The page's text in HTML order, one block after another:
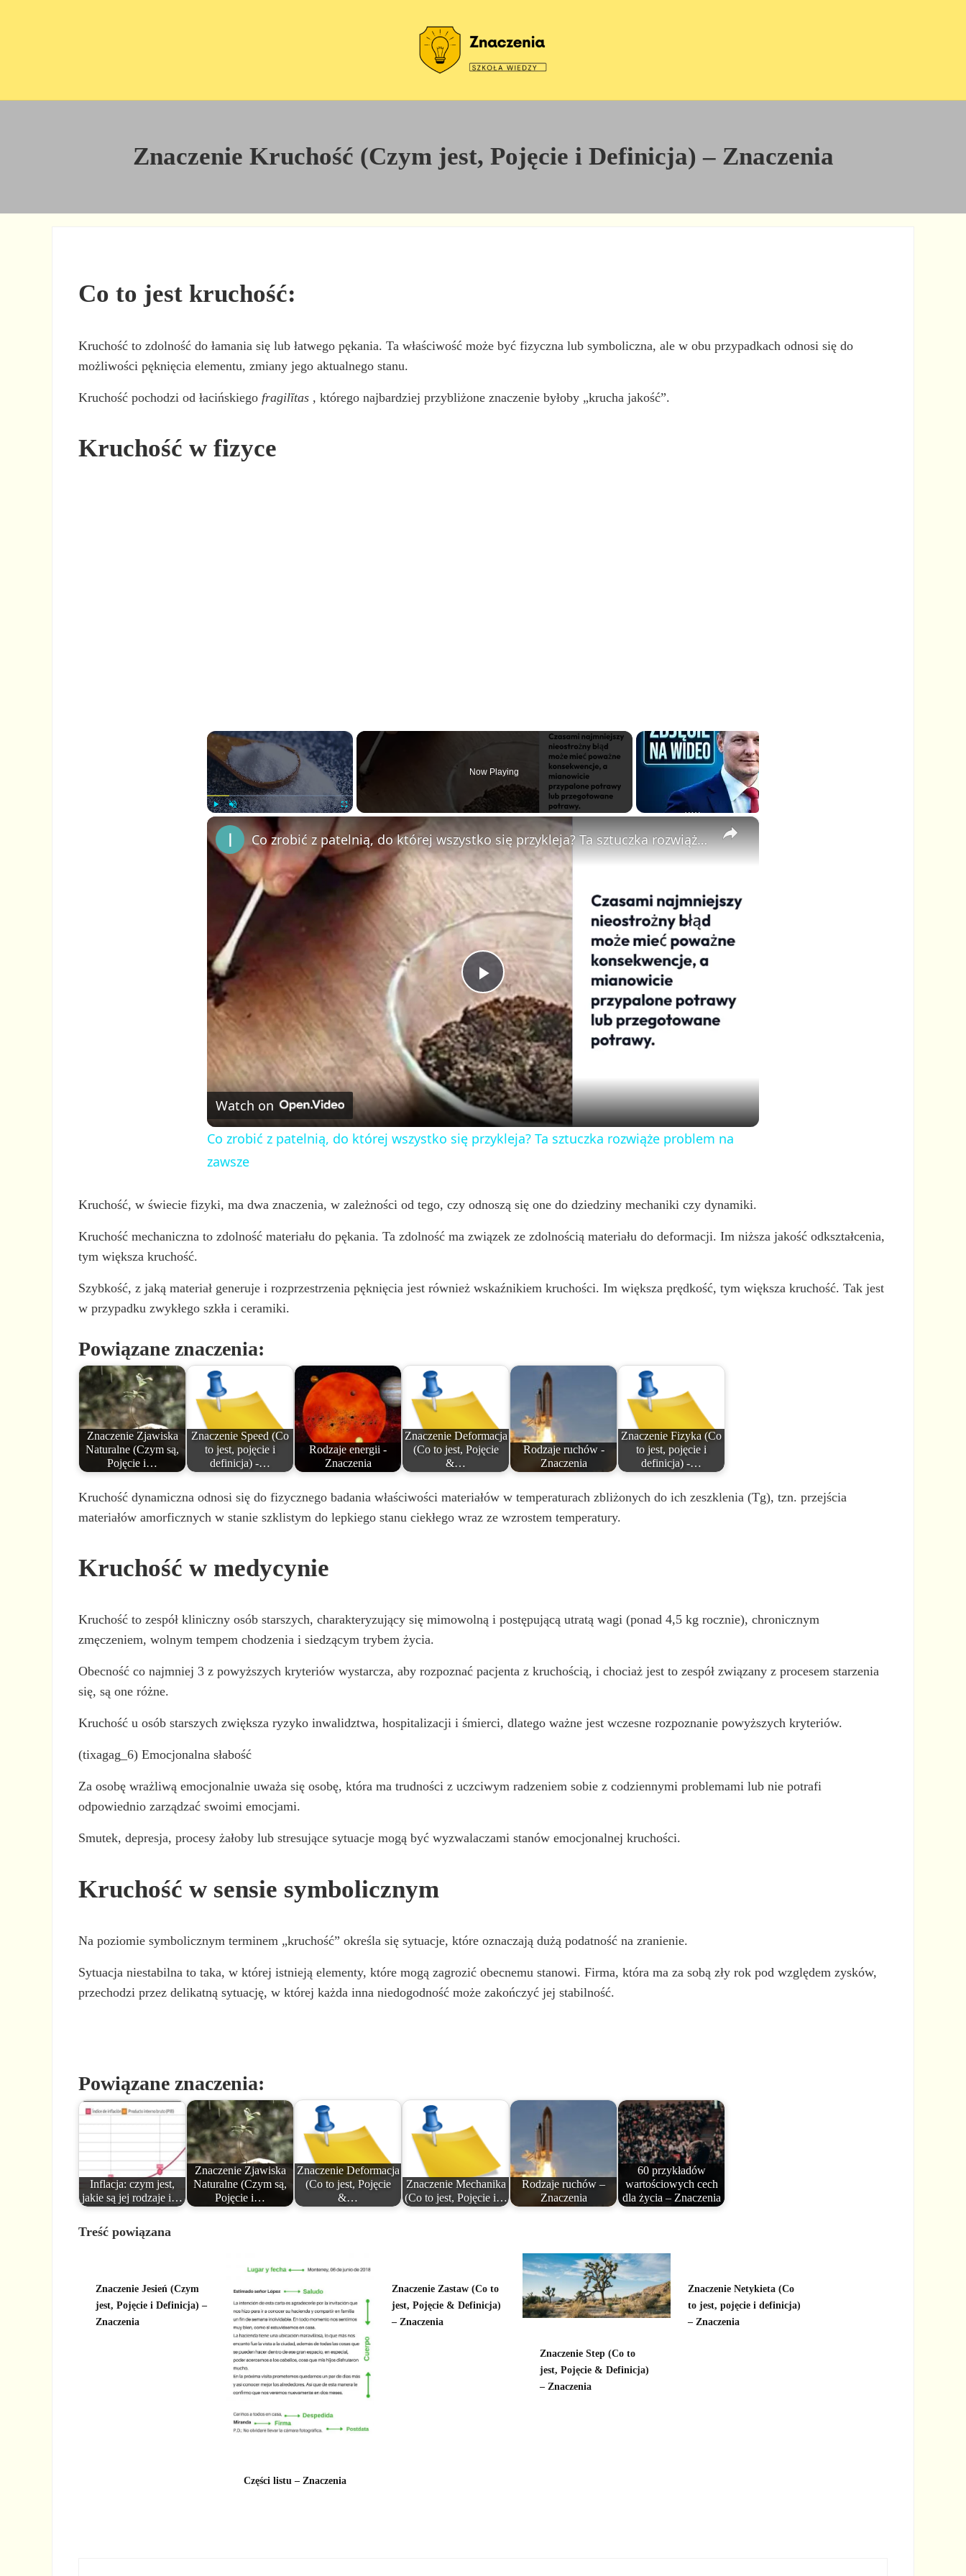
Znaczenie Kruchość (Czym jest, Pojęcie i Definicja) – Znaczenia
Co to jest kruchość:
Kruchość to zdolność do łamania się lub łatwego pękania. Ta właściwość może być fizyczna lub symboliczna, ale w obu przypadkach odnosi się do
możliwości pęknięcia elementu, zmiany jego aktualnego stanu.
Kruchość pochodzi od łacińskiego fragilĭtas , którego najbardziej przybliżone znaczenie byłoby „krucha jakość”.
Kruchość w fizyce
×
l
m
u
u
l
Now Playing
×
P
l
a
y
i
e
Co zrobić z patelnią, do której wszystko się przykleja? Ta sztuczka rozwiąże problem na zawsze
Watch on
Co zrobić z patelnią, do której wszystko się przykleja? Ta sztuczka rozwiąże problem na
zawsze
Kruchość, w świecie fizyki, ma dwa znaczenia, w zależności od tego, czy odnoszą się one do dziedziny mechaniki czy dynamiki.
Kruchość mechaniczna to zdolność materiału do pękania. Ta zdolność ma związek ze zdolnością materiału do deformacji. Im niższa jakość odkształcenia,
tym większa kruchość.
Szybkość, z jaką materiał generuje i rozprzestrzenia pęknięcia jest również wskaźnikiem kruchości. Im większa prędkość, tym większa kruchość. Tak jest
w przypadku zwykłego szkła i ceramiki.
Powiązane znaczenia:
Znaczenie Zjawiska
Naturalne (Czym są,
Pojęcie i…
Znaczenie Speed (Co
to jest, pojęcie i
definicja) -…
Rodzaje energii -
Znaczenia
Znaczenie Deformacja
(Co to jest, Pojęcie
&…
Rodzaje ruchów -
Znaczenia
Znaczenie Fizyka (Co
to jest, pojęcie i
definicja) -…
Kruchość dynamiczna odnosi się do fizycznego badania właściwości materiałów w temperaturach zbliżonych do ich zeszklenia (Tg), tzn. przejścia
materiałów amorficznych w stanie szklistym do lepkiego stanu ciekłego wraz ze wzrostem temperatury.
Kruchość w medycynie
Kruchość to zespół kliniczny osób starszych, charakteryzujący się mimowolną i postępującą utratą wagi (ponad 4,5 kg rocznie), chronicznym
zmęczeniem, wolnym tempem chodzenia i siedzącym trybem życia.
Obecność co najmniej 3 z powyższych kryteriów wystarcza, aby rozpoznać pacjenta z kruchością, i chociaż jest to zespół związany z procesem starzenia
się, są one różne.
Kruchość u osób starszych zwiększa ryzyko inwalidztwa, hospitalizacji i śmierci, dlatego ważne jest wczesne rozpoznanie powyższych kryteriów.
(tixagag_6) Emocjonalna słabość
Za osobę wrażliwą emocjonalnie uważa się osobę, która ma trudności z uczciwym radzeniem sobie z codziennymi problemami lub nie potrafi
odpowiednio zarządzać swoimi emocjami.
Smutek, depresja, procesy żałoby lub stresujące sytuacje mogą być wyzwalaczami stanów emocjonalnej kruchości.
Kruchość w sensie symbolicznym
Na poziomie symbolicznym terminem „kruchość” określa się sytuacje, które oznaczają dużą podatność na zranienie.
Sytuacja niestabilna to taka, w której istnieją elementy, które mogą zagrozić obecnemu stanowi. Firma, która ma za sobą zły rok pod względem zysków,
przechodzi przez delikatną sytuację, w której każda inna niedogodność może zakończyć jej stabilność.
Powiązane znaczenia:
Inflacja: czym jest,
jakie są jej rodzaje i…
Znaczenie Zjawiska
Naturalne (Czym są,
Pojęcie i…
Znaczenie Deformacja
(Co to jest, Pojęcie
&…
Znaczenie Mechanika
(Co to jest, Pojęcie i…
Rodzaje ruchów –
Znaczenia
60 przykładów
wartościowych cech
dla życia – Znaczenia
Treść powiązana
Znaczenie Jesień (Czym
jest, Pojęcie i Definicja) –
Znaczenia
Części listu – Znaczenia
Znaczenie Zastaw (Co to
jest, Pojęcie & Definicja)
– Znaczenia
Znaczenie Step (Co to
jest, Pojęcie & Definicja)
– Znaczenia
Znaczenie Netykieta (Co
to jest, pojęcie i definicja)
– Znaczenia